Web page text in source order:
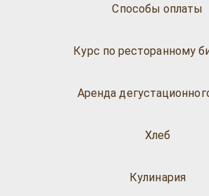
Способы оплаты
Курс по ресторанному
Аренда
Хлеб
Кулинария